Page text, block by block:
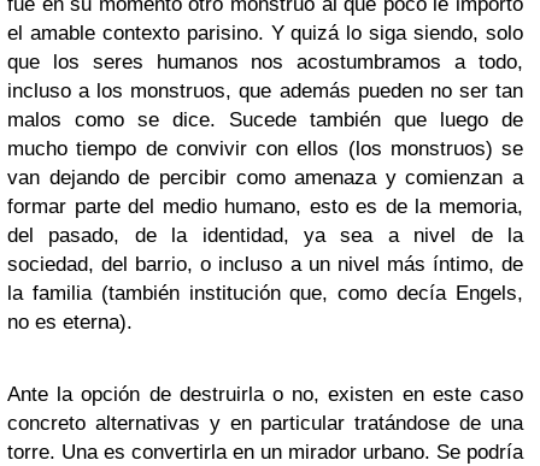
el amable contexto parisino. Y quizá lo siga siendo, solo
que los seres humanos nos acostumbramos a todo,
incluso a los monstruos, que además pueden no ser tan
malos como se dice. Sucede también que luego de
mucho tiempo de convivir con ellos (los monstruos) se
van dejando de percibir como amenaza y comienzan a
formar parte del medio humano, esto es de la memoria,
del pasado, de la identidad, ya sea a nivel de la
sociedad, del barrio, o incluso a un nivel más íntimo, de
la familia (también institución que, como decía Engels,
no es eterna).
Ante la opción de destruirla o no, existen en este caso
concreto alternativas y en particular tratándose de una
torre. Una es convertirla en un mirador urbano. Se podría